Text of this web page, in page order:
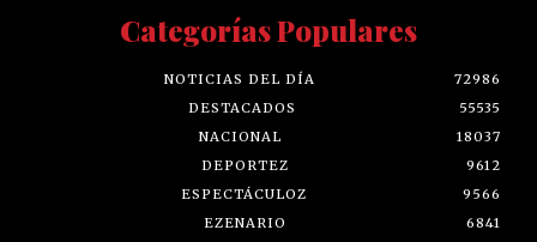
Categorías Populares
NOTICIAS DEL DÍA
72986
DESTACADOS
55535
NACIONAL
18037
DEPORTEZ
9612
ESPECTÁCULOZ
9566
EZENARIO
6841